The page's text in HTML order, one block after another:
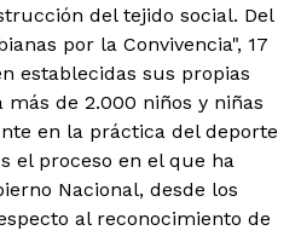
del tejido social. Del
por la Convivencia", 17
establecidas sus propias
de 2.000 niños y niñas
en la práctica del deporte
el proceso en el que ha
Nacional, desde los
al reconocimiento de